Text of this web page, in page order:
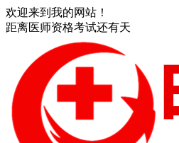
欢迎来到我的网站！
距离医师资格考试还有天